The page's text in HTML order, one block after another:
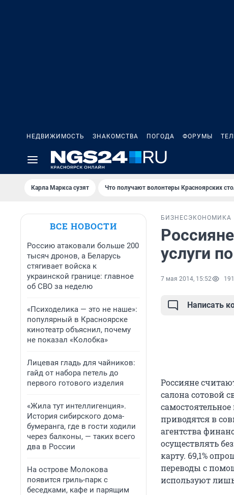
НЕДВИЖИМОСТЬ ЗНАКОМСТВА ПОГОДА ФОРУМЫ
Карла Маркса сузят Что получают волонтеры Красноярских
ВСЕ НОВОСТИ
Россию атаковали больше 200
тысяч дронов, а Беларусь
стягивает войска к
украинской границе: главное
об СВО за неделю
«Психоделика — это не наше»:
популярный в Красноярске
кинотеатр объяснил, почему
не показал «Колобка»
Лицевая гладь для чайников:
гайд от набора петель до
первого готового изделия
«Жила тут интеллигенция».
История сибирского дома-
бумеранга, где в гости ходили
через балконы, — таких всего
два в России
На острове Молокова
появится гриль-парк с
беседками, кафе и парящим
БИЗНЕС ЭКОНОМИКА
услуги
7 мая 2014, 15:52 191
Написать
Россияне
салона сотовой
приводятся в
агентства
осуществлять
карту. 69,1%
переводы с
используют лишь